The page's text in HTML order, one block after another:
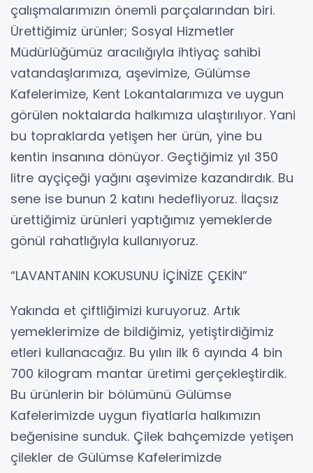
çalışmalarımızın önemli parçalarından biri.
Ürettiğimiz ürünler; Sosyal Hizmetler
Müdürlüğümüz aracılığıyla ihtiyaç sahibi
vatandaşlarımıza, aşevimize, Gülümse
Kafelerimize, Kent Lokantalarımıza ve uygun
görülen noktalarda halkımıza ulaştırılıyor. Yani
bu topraklarda yetişen her ürün, yine bu
kentin insanına dönüyor. Geçtiğimiz yıl 350
litre ayçiçeği yağını aşevimize kazandırdık. Bu
sene ise bunun 2 katını hedefliyoruz. İlaçsız
ürettiğimiz ürünleri yaptığımız yemeklerde
gönül rahatlığıyla kullanıyoruz.
“LAVANTANIN KOKUSUNU İÇİNİZE ÇEKİN”
Yakında et çiftliğimizi kuruyoruz. Artık
yemeklerimize de bildiğimiz, yetiştirdiğimiz
etleri kullanacağız. Bu yılın ilk 6 ayında 4 bin
700 kilogram mantar üretimi gerçekleştirdik.
Bu ürünlerin bir bölümünü Gülümse
Kafelerimizde uygun fiyatlarla halkımızın
beğenisine sunduk. Çilek bahçemizde yetişen
çilekler de Gülümse Kafelerimizde